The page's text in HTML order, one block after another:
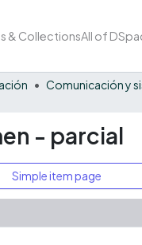
& CollectionsAll of
- parcial
Simple item page